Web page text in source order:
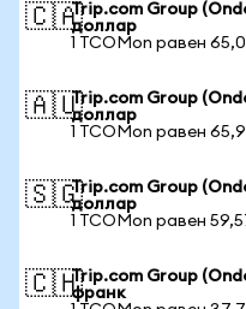
🇨🇦Trip.com Group
доллар
1 TCOMon равен
🇦🇺Trip.com Group
доллар
1 TCOMon равен
🇸🇬Trip.com Group
доллар
1 TCOMon равен
🇨🇭Trip.com Group
франк